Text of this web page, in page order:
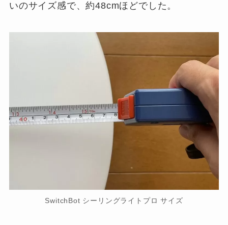
いのサイズ感で、約48cmほどでした。
SwitchBot シーリングライトプロ サイズ